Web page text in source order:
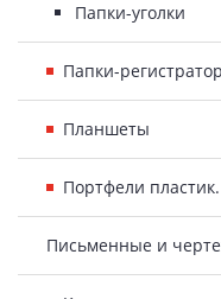
Папки-уголки
Папки-
Планшеты
Портфели пластик.
Письменные и